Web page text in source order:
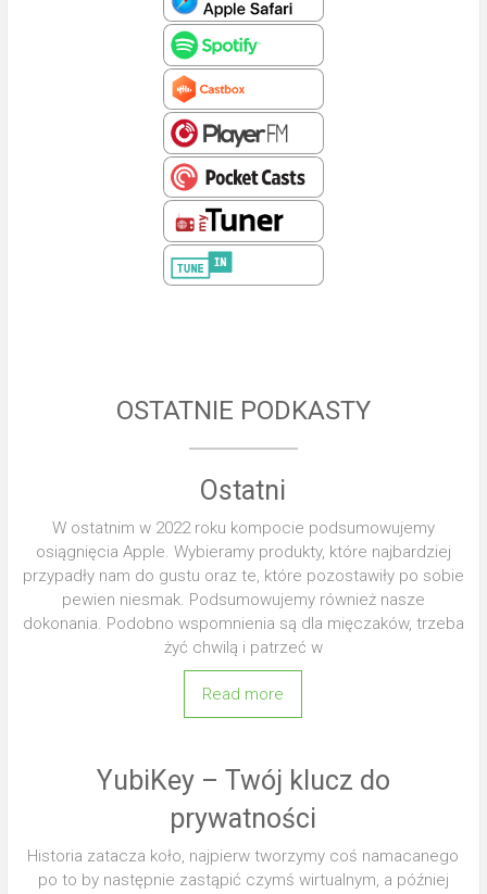
OSTATNIE PODKASTY
Ostatni
W ostatnim w 2022 roku kompocie podsumowujemy
osiągnięcia Apple. Wybieramy produkty, które najbardziej
przypadły nam do gustu oraz te, które pozostawiły po sobie
pewien niesmak. Podsumowujemy również nasze
dokonania. Podobno wspomnienia są dla mięczaków, trzeba
żyć chwilą i patrzeć w
Read more
YubiKey – Twój klucz do
prywatności
Historia zatacza koło, najpierw tworzymy coś namacanego
po to by następnie zastąpić czymś wirtualnym, a później